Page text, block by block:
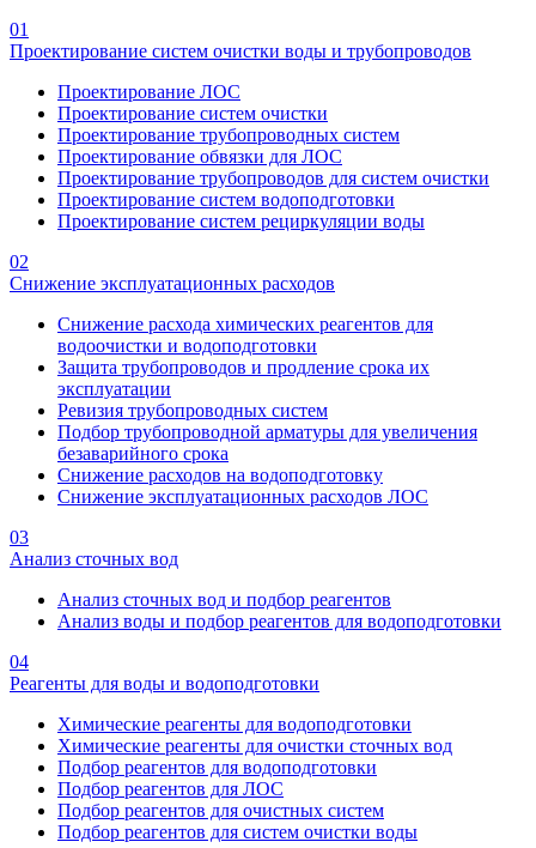
01
Проектирование систем очистки воды и трубопроводов
Проектирование ЛОС
Проектирование систем очистки
Проектирование трубопроводных систем
Проектирование обвязки для ЛОС
Проектирование трубопроводов для систем очистки
Проектирование систем водоподготовки
Проектирование систем рециркуляции воды
02
Снижение эксплуатационных расходов
Снижение расхода химических реагентов для
водоочистки и водоподготовки
Защита трубопроводов и продление срока их
эксплуатации
Ревизия трубопроводных систем
Подбор трубопроводной арматуры для увеличения
безаварийного срока
Снижение расходов на водоподготовку
Снижение эксплуатационных расходов ЛОС
03
Анализ сточных вод
Анализ сточных вод и подбор реагентов
Анализ воды и подбор реагентов для водоподготовки
04
Реагенты для воды и водоподготовки
Химические реагенты для водоподготовки
Химические реагенты для очистки сточных вод
Подбор реагентов для водоподготовки
Подбор реагентов для ЛОС
Подбор реагентов для очистных систем
Подбор реагентов для систем очистки воды